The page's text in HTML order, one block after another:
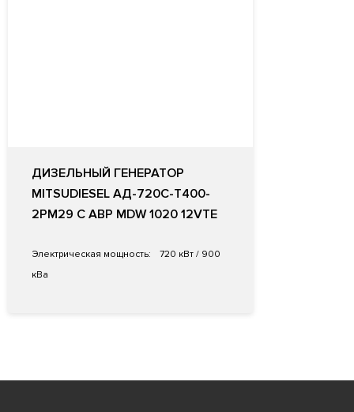
ДИЗЕЛЬНЫЙ ГЕНЕРАТОР
MITSUDIESEL АД-720С-Т400-
2РМ29 С АВР MDW 1020 12VTE
Электрическая мощность:
720 кВт / 900
кВа